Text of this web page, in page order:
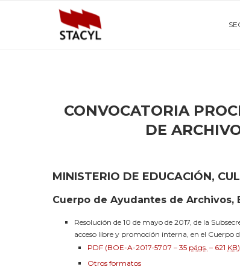
CONVOCATORIA
DE
MINISTERIO DE EDUCACIÓN,
Cuerpo de Ayudantes de Archivos,
Resolución de 10 de mayo de 2017, de la
acceso libre y promoción interna, en el Cuerpo
PDF (BOE-A-2017-5707 – 35 págs. – 621 KB)
Otros formatos